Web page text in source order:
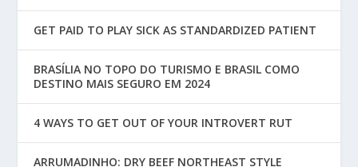
GET PAID TO PLAY SICK AS STANDARDIZED PATIENT
BRASÍLIA NO TOPO DO TURISMO E BRASIL COMO
DESTINO MAIS SEGURO EM 2024
4 WAYS TO GET OUT OF YOUR INTROVERT RUT
ARRUMADINHO: DRY BEEF NORTHEAST STYLE